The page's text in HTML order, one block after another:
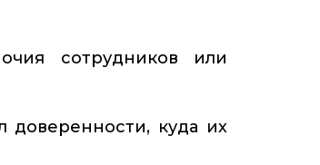
сотрудников или
доверенности, куда их